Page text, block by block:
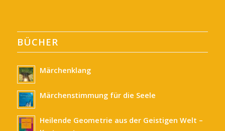
BÜCHER
Märchenklang
Märchenstimmung für die Seele
Heilende Geometrie aus der Geistigen Welt –